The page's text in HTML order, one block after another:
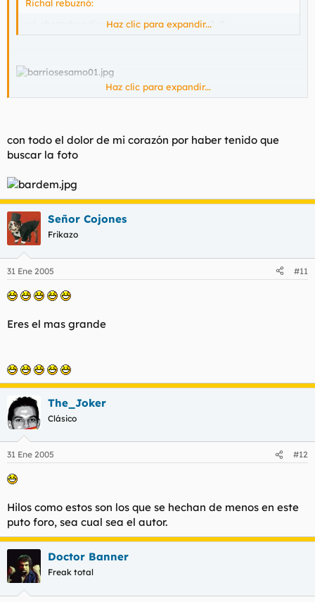
Richal rebuznó:
mi photoshop tiene prohibidas las pollas :? :?
Haz clic para expandir...
Has hecho llorar a Caponata
Haz clic para expandir...
con todo el dolor de mi corazón por haber tenido que
buscar la foto
Señor Cojones
Frikazo
31 Ene 2005 #11
Eres el mas grande
The_Joker
Clásico
31 Ene 2005 #12
Hilos como estos son los que se hechan de menos en este
puto foro, sea cual sea el autor.
Doctor Banner
Freak total